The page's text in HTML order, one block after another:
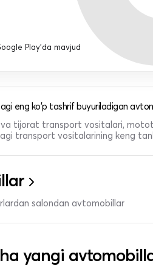
Play'da mavjud
eng ko'p tashrif buyuriladigan
tijorat transport vositalari,
transport vositalarining keng
salondan avtomobillar
yangi